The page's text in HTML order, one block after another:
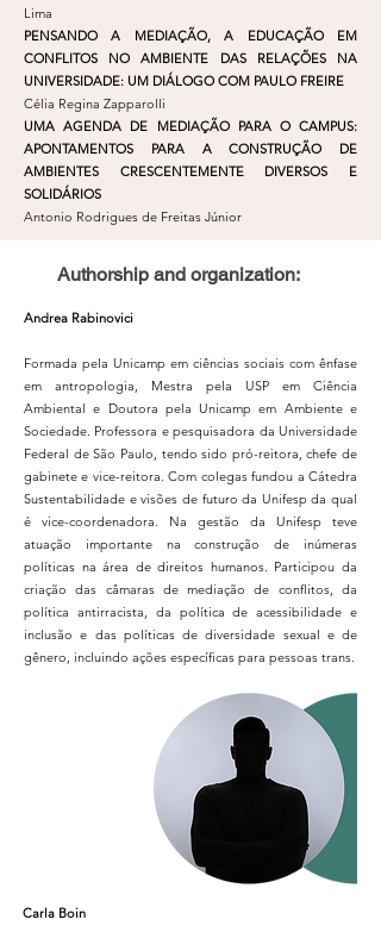
Lima
PENSANDO A MEDIAÇÃO, A EDUCAÇÃO EM
CONFLITOS NO AMBIENTE DAS RELAÇÕES NA
UNIVERSIDADE: UM DIÁLOGO COM PAULO FREIRE
Célia Regina Zapparolli
UMA AGENDA DE MEDIAÇÃO PARA O CAMPUS:
APONTAMENTOS PARA A CONSTRUÇÃO DE
AMBIENTES CRESCENTEMENTE DIVERSOS E
SOLIDÁRIOS
Antonio Rodrigues de Freitas Júnior
Authorship and organization:
Andrea Rabinovici
Formada pela Unicamp em ciências sociais com ênfase
em antropologia, Mestra pela USP em Ciência
Ambiental e Doutora pela Unicamp em Ambiente e
Sociedade. Professora e pesquisadora da Universidade
Federal de São Paulo, tendo sido pró-reitora, chefe de
gabinete e vice-reitora. Com colegas fundou a Cátedra
Sustentabilidade e visões de futuro da Unifesp da qual
é vice-coordenadora. Na gestão da Unifesp teve
atuação importante na construção de inúmeras
políticas na área de direitos humanos. Participou da
criação das câmaras de mediação de conflitos, da
política antirracista, da política de acessibilidade e
inclusão e das políticas de diversidade sexual e de
gênero, incluindo ações específicas para pessoas trans.
Carla Boin